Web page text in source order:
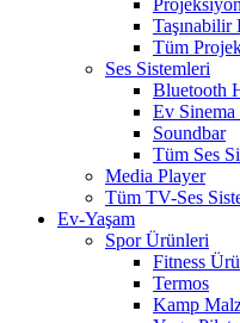
Taşınabilir
Tüm
Ses Sistemleri
Bluetooth
Ev Sinema
Soundbar
Tüm Ses
Media Player
Tüm TV-Ses
Ev-Yaşam
Spor Ürünleri
Fitness
Termos
Kamp